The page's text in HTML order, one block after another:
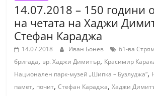
14.07.2018 – 150 години
на четата на Хаджи
Стефан Караджа
14.07.2018 Иван Бонев
61-ва
бригада, вр. Хаджи Димитър, Красимир
Национален парк-музей „Шипка – Бузлуджа“,
памет, почит,Стефан Караджа,Хаджи